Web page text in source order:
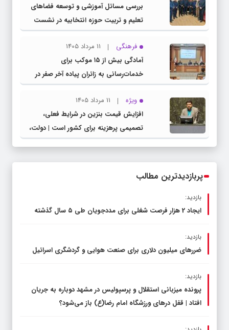
بررسی مسائل آموزشی و توسعه فضاهای
تعلیم و تربیت حوزه انتخابیه در نشست
مشترک عضو کمیسیون آموزش مجلس با
مدیرکل آموزش و پرورش خراسان رضوی
فرهنگی
11 مرداد 1405
آمادگی بیش از ۱۵ موکب برای
خدمات‌رسانی به زائران پیاده آخر صفر در
شهرستان چناران
ویژه
11 مرداد 1405
افزایش قیمت بنزین در شرایط فعلی،
تصمیمی پرهزینه برای کشور است | دولت،
قاچاق سوخت و عوامل اصلی ناترازی را
پربازدیدترین مطالب
بازدید:
ایجاد 2 هزار فرصت شغلی برای مددجویان طی ۵ سال گذشته
بازدید:
ضررهای میلیون دلاری برای صنعت هوایی و گردشگری اسرائیل
بازدید:
پرونده میزبانی استقلال و پرسپولیس در مشهد دوباره به جریان
افتاد | قفل در‌های ورزشگاه امام رضا(ع) باز می‌شود؟